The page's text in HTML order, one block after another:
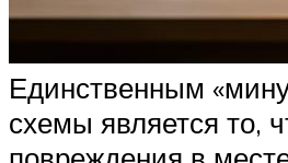
Единственным
схемы является то,